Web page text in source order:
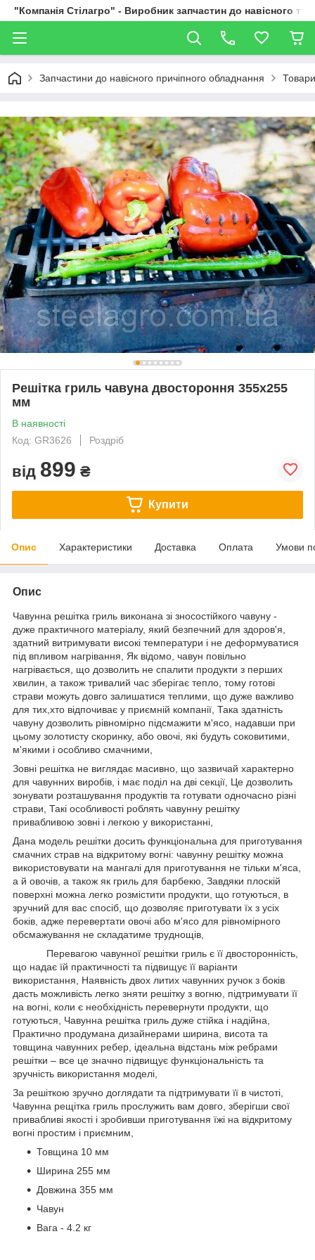
"Компанія Стілагро" - Виробник запчастин до навісного та
Запчастини до навісного причіпного обладнання
Решітка гриль чавуна двостороння 355х255
мм
В наявності
Код: GR3626
Роздріб
від 899 ₴
Купити
Опис Характеристики Доставка Оплата Умови
Опис
Чавунна решітка гриль виконана зі зносостійкого чавуну -
дуже практичного матеріалу, який безпечний для здоров'я,
здатний витримувати високі температури і не деформуватися
під впливом нагрівання, Як відомо, чавун повільно
нагрівається, що дозволить не спалити продукти з перших
хвилин, а також тривалий час зберігає тепло, тому готові
страви можуть довго залишатися теплими, що дуже важливо
для тих,хто відпочиває у приємній компанії, Така здатність
чавуну дозволить рівномірно підсмажити м'ясо, надавши при
цьому золотисту скоринку, або овочі, які будуть соковитими,
м'якими і особливо смачними,
Зовні решітка не виглядає масивно, що зазвичай характерно
для чавунних виробів, і має поділ на дві секції, Це дозволить
зонувати розташування продуктів та готувати одночасно різні
страви, Такі особливості роблять чавунну решітку
привабливою зовні і легкою у використанні,
Дана модель решітки досить функціональна для приготування
смачних страв на відкритому вогні: чавунну решітку можна
використовувати на мангалі для приготування не тільки м'яса,
а й овочів, а також як гриль для барбекю, Завдяки плоскій
поверхні можна легко розмістити продукти, що готуються, в
зручний для вас спосіб, що дозволяє приготувати їх з усіх
боків, адже перевертати овочі або м'ясо для рівномірного
обсмажування не складатиме труднощів,
Перевагою чавунної решітки гриль є її двосторонність,
що надає їй практичності та підвищує її варіанти
використання, Наявність двох литих чавунних ручок з боків
дасть можливість легко зняти решітку з вогню, підтримувати її
на вогні, коли є необхідність перевернути продукти, що
готуються, Чавунна решітка гриль дуже стійка і надійна,
Практично продумана дизайнерами ширина, висота та
товщина чавунних ребер, ідеальна відстань між ребрами
решітки – все це значно підвищує функціональність та
зручність використання моделі,
За решіткою зручно доглядати та підтримувати її в чистоті,
Чавунна рещітка гриль прослужить вам довго, зберігши свої
привабливі якості і зробивши приготування їжі на відкритому
вогні простим і приємним,
Товщина 10 мм
Ширина 255 мм
Довжина 355 мм
Чавун
Вага - 4.2 кг